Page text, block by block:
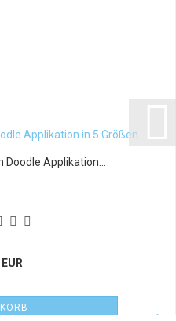
Applikation...